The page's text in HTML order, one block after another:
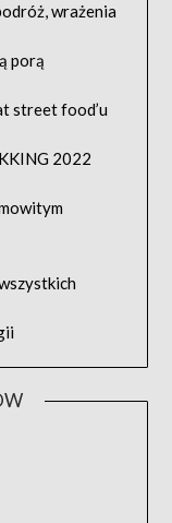
wrażenia
porą
street food’u
2022